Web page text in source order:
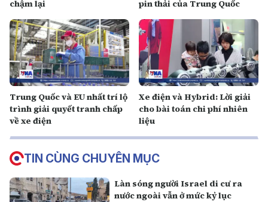
chậm lại
pin thải của Trung Quốc
Trung Quốc và EU nhất trí lộ
trình giải quyết tranh chấp
về xe điện
Xe điện và Hybrid: Lời giải
cho bài toán chi phí nhiên
liệu
TIN CÙNG CHUYÊN MỤC
Làn sóng người Israel di cư ra
nước ngoài vẫn ở mức kỷ lục